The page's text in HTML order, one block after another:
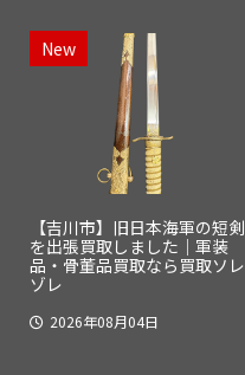
New
【吉川市】旧日本海軍の短剣
を出張買取しました｜軍装
品・骨董品買取なら買取ソレ
ゾレ
2026年08月04日